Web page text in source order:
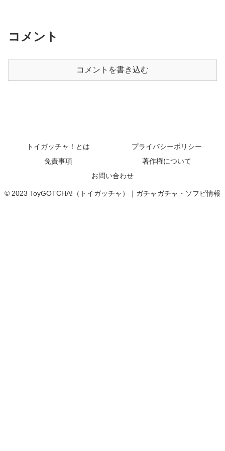
コメント
コメントを書き込む
トイガッチャ！とは
プライバシーポリシー
免責事項
著作権について
お問い合わせ
© 2023 ToyGOTCHA!（トイガッチャ）｜ガチャガチャ・ソフビ情報